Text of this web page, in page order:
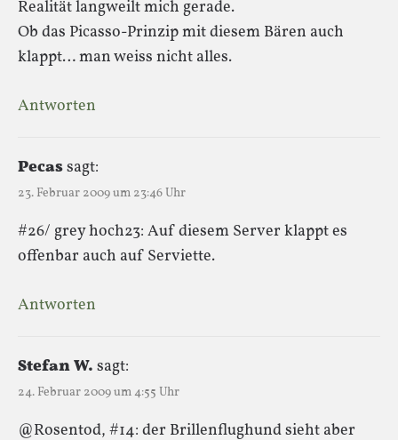
Realität langweilt mich gerade.
Ob das Picasso-Prinzip mit diesem Bären auch
klappt… man weiss nicht alles.
Antworten
Pecassagt:
23. Februar 2009 um 23:46 Uhr
#26/ grey hoch23: Auf diesem Server klappt es
offenbar auch auf Serviette.
Antworten
Stefan W. sagt:
24. Februar 2009 um 4:55 Uhr
@Rosentod, #14: der Brillenflughund sieht aber